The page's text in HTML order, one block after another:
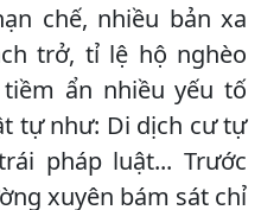
chế, nhiều bản xa
trở, tỉ lệ hộ nghèo
ẩn nhiều yếu tố
tự như: Di dịch cư tự
pháp luật... Trước
xuyên bám sát chỉ